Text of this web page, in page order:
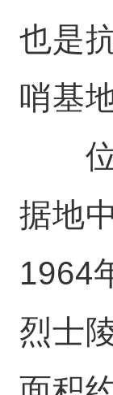
也是
哨基地
位
据地
1964
烈士